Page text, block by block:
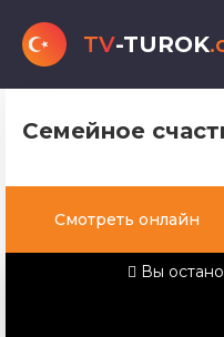
TV-TUROK
Семейное
Смотреть онлайн
Вы